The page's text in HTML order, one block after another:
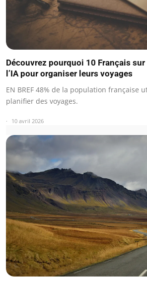
Découvrez pourquoi 10 Français
l’IA pour organiser leurs voyages
EN BREF 48% de la population française
planifier des voyages.
10 avril 2026